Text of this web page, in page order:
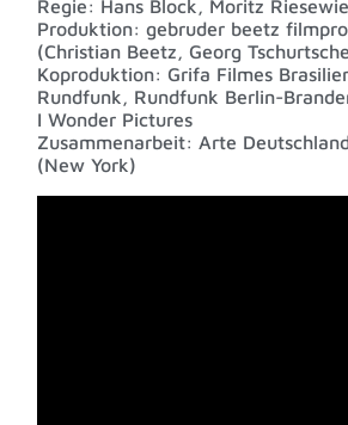
Regie: Hans Block, Moritz
Produktion: gebruder beetz
(Christian Beetz, Georg
Koproduktion: Grifa Filmes
Rundfunk, Rundfunk Berlin-
I Wonder Pictures
Zusammenarbeit: Arte
(New York)